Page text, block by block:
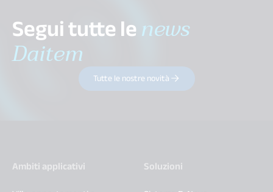
Segui tutte lenews
Daitem
Tutte le nostre novità
Ambiti applicativi
Soluzioni